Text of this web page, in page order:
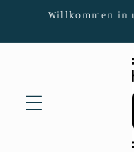
zumWillkommen in